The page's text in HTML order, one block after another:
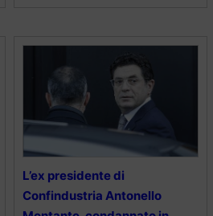
L’ex presidente di
Confindustria Antonello